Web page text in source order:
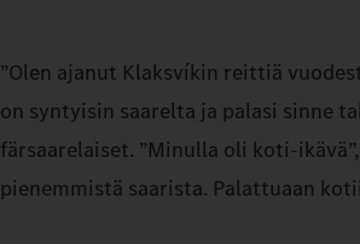
”Olen ajanut Klaksvíkin reittiä
on syntyisin saarelta ja palasi sinne
färsaarelaiset. ”Minulla oli koti-
pienemmistä saarista. Palattuaan